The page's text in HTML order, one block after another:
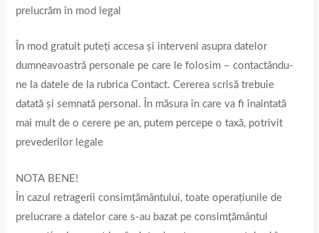
prelucrăm în mod legal
În mod gratuit puteţi accesa şi interveni asupra datelor
dumneavoastră personale pe care le folosim – contactându-
ne la datele de la rubrica Contact. Cererea scrisă trebuie
datată și semnată personal. În măsura în care va fi înaintată
mai mult de o cerere pe an, putem percepe o taxă, potrivit
prevederilor legale
NOTA BENE!
În cazul retragerii consimțământului, toate operațiunile de
prelucrare a datelor care s-au bazat pe consimțământul